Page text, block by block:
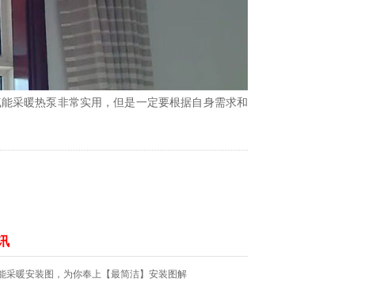
暖热泵非常实用，但是一定要根据自身需求和
采暖安装图，为你奉上【最简洁】安装图解